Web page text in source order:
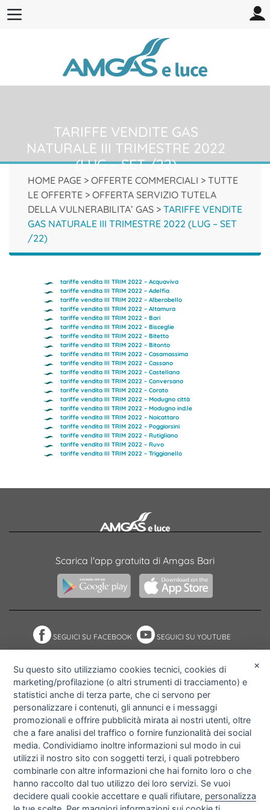
TARIFFE VENDITE GAS
NATURALE III TRIMESTRE 2022
(LUG – SET /22)
HOME PAGE > OFFERTE COMMERCIALI > TUTTE
LE OFFERTE > OFFERTA SERVIZIO TUTELA
DELLA VULNERABILITA’ GAS > TARIFFE VENDITE
GAS NATURALE III TRIMESTRE 2022 (LUG – SET
/22)
tariffe vendita III TRIM 2022 – Acquaviva
tariffe vendita III TRIM 2022 – Adelfia
tariffe vendita III TRIM 2022 – Alberobello
tariffe vendita III TRIM 2022 – Altamura
tariffe vendita III TRIM 2022 – Bari
tariffe vendita III TRIM 2022 – Bisceglie
tariffe vendita III TRIM 2022 – Bitetto
tariffe vendita III TRIM 2022 – Bitonto
tariffe vendita III TRIM 2022 – Casamassima
tariffe vendita III TRIM 2022 – Cassano
tariffe vendita III TRIM 2022 – Castellana
tariffe vendita III TRIM 2022 – Conversano
tariffe vendita III TRIM 2022 – Corato
tariffe vendita III TRIM 2022 – Modugno città
tariffe vendita III TRIM 2022 – Modugno ind.le
tariffe vendita III TRIM 2022 – Noicattaro
tariffe vendita III TRIM 2022 – Poggiorsini
tariffe vendita III TRIM 2022 – Rutigliano
tariffe vendita III TRIM 2022 – Ruvo
tariffe vendita III TRIM 2022 – Triggianello
Scarica l'app gratuita di Amgas Bari
SEGUICI SU FACEBOOK SEGUICI SU YOUTUBE
NOTE ACCESSIBILITÀ
ACCESS KEY
MAPPA DEL SITO
PRIVACY POLICY
COOKIE POLICY
IMPOSTAZIONI PRIVACY E
COOKIE
Su questo sito utilizziamo cookies tecnici, cookies di
marketing/profilazione (o altri strumenti di tracciamento) e
statistici anche di terza parte, che ci servono per
personalizzare i contenuti, gli annunci e i messaggi
promozionali e offrire pubblicità mirata ai nostri utenti, oltre
che a fare analisi del traffico o fornire funzionalità dei social
media. Condividiamo inoltre informazioni sul modo in cui
utilizzi il nostro sito con soggetti terzi, i quali potrebbero
combinarle con altre informazioni che hai fornito loro o che
hanno raccolto dal tuo utilizzo dei loro servizi. Se vuoi
decidere quali cookie accettare e quali rifiutare, personalizza
×